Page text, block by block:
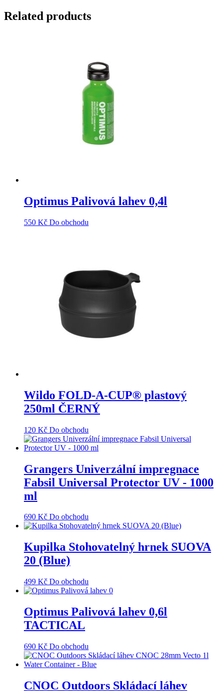
Related products
Optimus Palivová lahev 0,4l
550 Kč Do obchodu
Wildo FOLD-A-CUP® plastový
250ml ČERNÝ
120 Kč Do obchodu
Grangers Univerzální impregnace
Fabsil Universal Protector UV - 1000
ml
690 Kč Do obchodu
Kupilka Stohovatelný hrnek SUOVA
20 (Blue)
499 Kč Do obchodu
Optimus Palivová lahev 0,6l
TACTICAL
690 Kč Do obchodu
CNOC Outdoors Skládací láhev